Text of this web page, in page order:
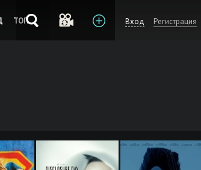
ТОП Вход Регистрация